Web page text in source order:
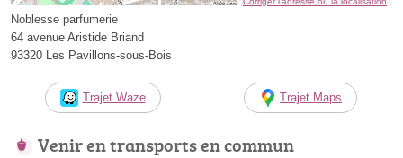
Noblesse parfumerie
64 avenue Aristide Briand
93320 Les Pavillons-sous-Bois
Trajet Waze Trajet Maps
Venir en transports en commun